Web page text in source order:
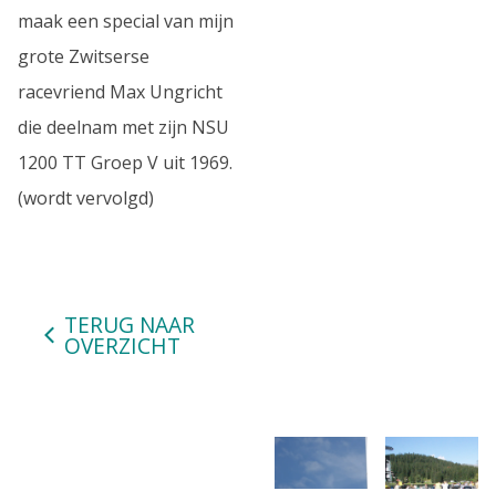
maak een special van mijn
grote Zwitserse
racevriend Max Ungricht
die deelnam met zijn NSU
1200 TT Groep V uit 1969.
(wordt vervolgd)
TERUG NAAR
OVERZICHT